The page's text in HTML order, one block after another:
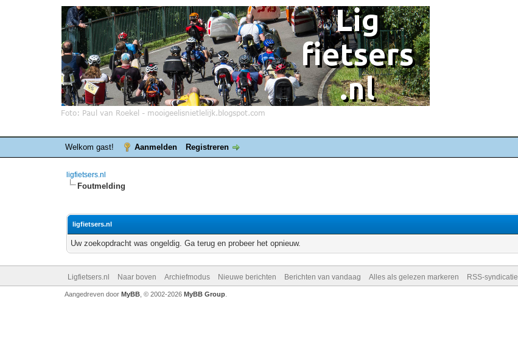
Welkom gast! Aanmelden Registreren
ligfietsers.nl
Foutmelding
ligfietsers.nl
Uw zoekopdracht was ongeldig. Ga terug en probeer het opnieuw.
Ligfietsers.nl Naar boven Archiefmodus Nieuwe berichten Berichten van vandaag Alles als gelezen markeren RSS-syndicatie
Aangedreven door MyBB, © 2002-2026 MyBB Group.